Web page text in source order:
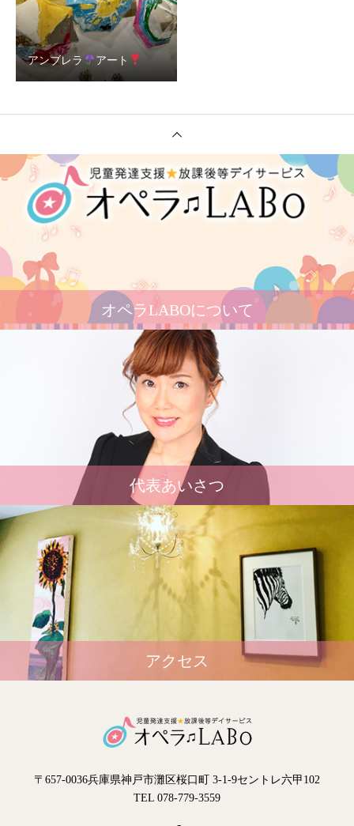
アンブレラ アート
オペラLABOについて
代表あいさつ
アクセス
〒657-0036兵庫県神戸市灘区桜口町 3-1-9セントレ六甲102
TEL 078-779-3559